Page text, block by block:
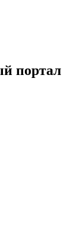
портал